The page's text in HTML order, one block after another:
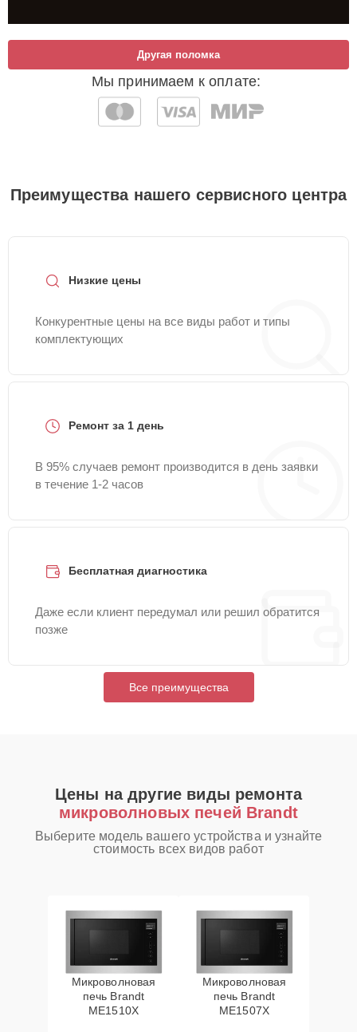
Мы принимаем к оплате:
Другая поломка
Преимущества нашего сервисного центра
Низкие цены
Конкурентные цены на все виды работ и типы
комплектующих
Ремонт за 1 день
В 95% случаев ремонт производится в день заявки
в течение 1-2 часов
Бесплатная диагностика
Даже если клиент передумал или решил обратится
позже
Все преимущества
Цены на другие виды ремонта
микроволновых печей Brandt
Выберите модель вашего устройства и узнайте
стоимость всех видов работ
Микроволновая
печь Brandt
ME1510X
Микроволновая
печь Brandt
ME1507X